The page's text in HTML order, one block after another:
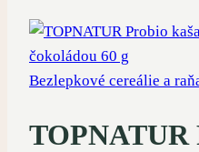
Bezlepkové cereálie a
TOPNATUR